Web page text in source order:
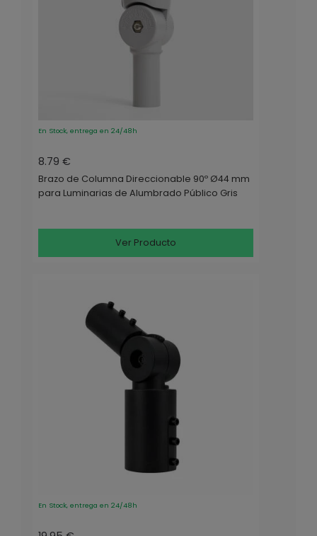
En Stock, entrega en 24/48h
8.79 €
Brazo de Columna Direccionable 90º Ø44 mm
para Luminarias de Alumbrado Público Gris
Ver Producto
En Stock, entrega en 24/48h